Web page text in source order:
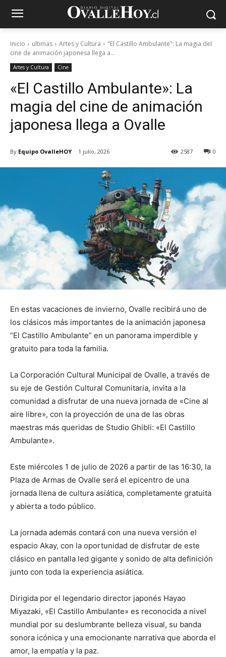
Inicio ultimas Artes y Cultura
"El Castillo Ambulante": La magia del
cine de animación japonesa llega a...
Artes y Cultura Cine
«El Castillo Ambulante»: La
magia del cine de animación
japonesa llega a Ovalle
By Equipo OvalleHOY 1 julio, 2026 0
2587
En estas vacaciones de invierno, Ovalle recibirá uno de
los clásicos más importantes de la animación japonesa
“El Castillo Ambulante” en un panorama imperdible y
gratuito para toda la familia.
La Corporación Cultural Municipal de Ovalle, a través de
su eje de Gestión Cultural Comunitaria, invita a la
comunidad a disfrutar de una nueva jornada de «Cine al
aire libre», con la proyección de una de las obras
maestras más queridas de Studio Ghibli: «El Castillo
Ambulante».
Este miércoles 1 de julio de 2026 a partir de las 16:30, la
Plaza de Armas de Ovalle será el epicentro de una
jornada llena de cultura asiática, completamente gratuita
y abierta a todo público.
La jornada además contará con una nueva versión el
espacio Akay, con la oportunidad de disfrutar de este
clásico en pantalla led gigante y sonido de alta definición
junto con toda la experiencia asiática.
Dirigida por el legendario director japonés Hayao
Miyazaki, «El Castillo Ambulante» es reconocida a nivel
mundial por su deslumbrante belleza visual, su banda
sonora icónica y una emocionante narrativa que aborda el
amor, la empatía y la paz.